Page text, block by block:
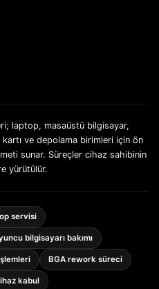
laptop, masaüstü bilgisayar,
ve depolama birimleri için ön
sunar. Süreçler cihaz sahibinin
yürütülür.
servisi
bilgisayarı bakımı
BGA rework süreci
kabul